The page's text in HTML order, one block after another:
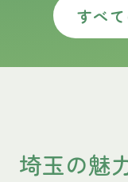
すべ
埼玉の魅